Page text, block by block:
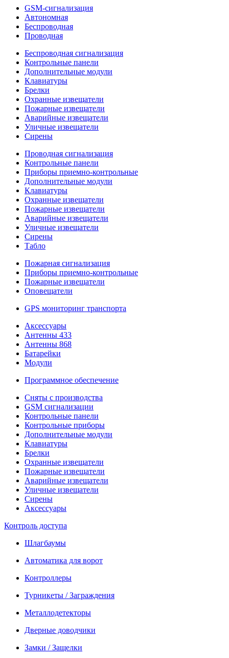
GSM-сигнализация
Автономная
Беспроводная
Проводная
Беспроводная сигнализация
Контрольные панели
Дополнительные модули
Клавиатуры
Брелки
Охранные извещатели
Пожарные извещатели
Аварийные извещатели
Уличные извещатели
Сирены
Проводная сигнализация
Контрольные панели
Приборы приемно-контрольные
Дополнительные модули
Клавиатуры
Охранные извещатели
Пожарные извещатели
Аварийные извещатели
Уличные извещатели
Сирены
Табло
Пожарная сигнализация
Приборы приемно-контрольные
Пожарные извещатели
Оповещатели
GPS мониторинг транспорта
Аксессуары
Антенны 433
Антенны 868
Батарейки
Модули
Программное обеспечение
Сняты с производства
GSM сигнализации
Контрольные панели
Контрольные приборы
Дополнительные модули
Клавиатуры
Брелки
Охранные извещатели
Пожарные извещатели
Аварийные извещатели
Уличные извещатели
Сирены
Аксессуары
Контроль доступа
Шлагбаумы
Автоматика для ворот
Контроллеры
Турникеты / Заграждения
Металлодетекторы
Дверные доводчики
Замки / Защелки